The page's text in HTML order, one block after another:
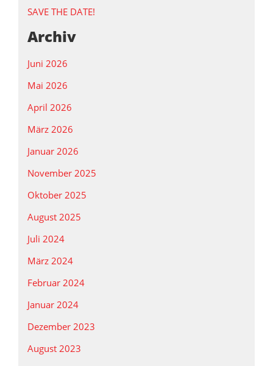
SAVE THE DATE!
Archiv
Juni 2026
Mai 2026
April 2026
März 2026
Januar 2026
November 2025
Oktober 2025
August 2025
Juli 2024
März 2024
Februar 2024
Januar 2024
Dezember 2023
August 2023